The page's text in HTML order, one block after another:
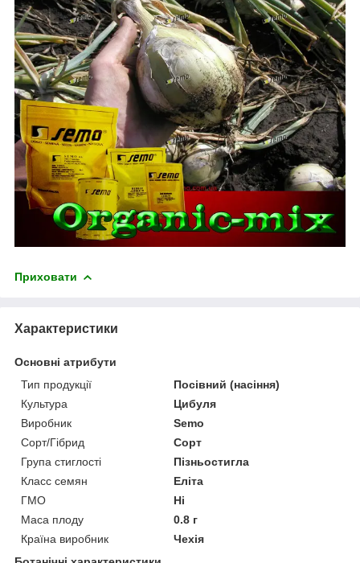
Приховати
Характеристики
Основні атрибути
Тип продукції
Посівний (насіння)
Культура
Цибуля
Виробник
Semo
Сорт/Гібрид
Сорт
Група стиглості
Пізньостигла
Класс семян
Еліта
ГМО
Ні
Маса плоду
0.8 г
Країна виробник
Чехія